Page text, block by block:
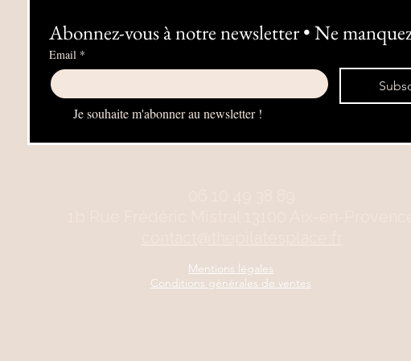
Abonnez-vous à notre newsletter • Ne
Email *
Je souhaite m'abonner au newsletter !
Mentions légales
Conditions générales de ventes